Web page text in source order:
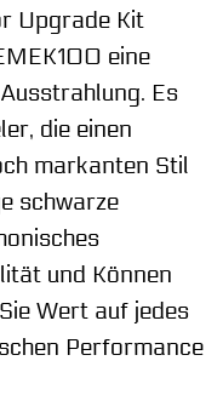
Upgrade Kit
eine
Es
die einen
markanten Stil
schwarze
und Können
Wert auf jedes
Performance